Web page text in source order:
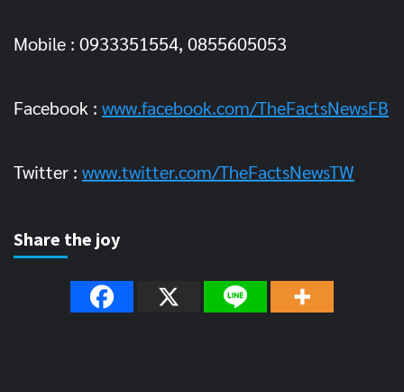
Mobile : 0933351554, 0855605053
Facebook : www.facebook.com/TheFactsNewsFB
Twitter : www.twitter.com/TheFactsNewsTW
Share the joy